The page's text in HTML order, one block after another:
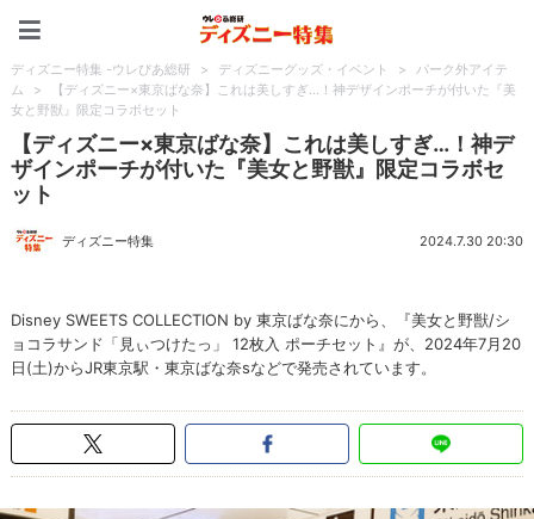
ディズニー特集 -ウレぴあ総研 > ディズニーグッズ・イベント >
パーク外アイテ
ム
>
【ディズニー×東京ばな奈】これは美しすぎ…！神デザインポーチが付いた『美
女と野獣』限定コラボセット
【ディズニー×東京ばな奈】これは美しすぎ…！神デ
ザインポーチが付いた『美女と野獣』限定コラボセ
ット
ディズニー特集 2024.7.30 20:30
Disney SWEETS COLLECTION by 東京ばな奈にから、『美女と野獣/シ
ョコラサンド「見ぃつけたっ」 12枚入 ポーチセット』が、2024年7月20
日(土)からJR東京駅・東京ばな奈sなどで発売されています。